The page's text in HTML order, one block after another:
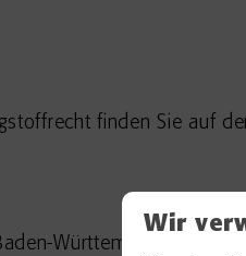
Wir
finden Sie auf
Württemberg